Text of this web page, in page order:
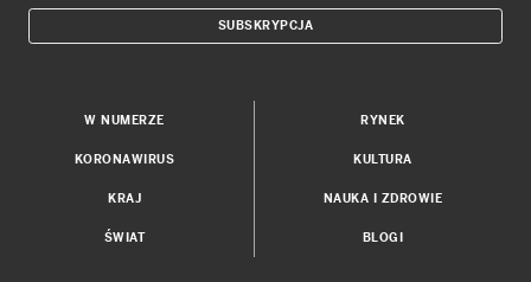
SUBSKRYPCJA
W NUMERZE
KORONAWIRUS
KRAJ
ŚWIAT
RYNEK
KULTURA
NAUKA I ZDROWIE
BLOGI